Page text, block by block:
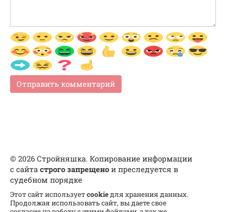
© 2026 Стройняшка. Копирование информации
с сайта строго запрещено и преследуется в
судебном порядке
Этот сайт используетcookieдля хранения данных.
Продолжая использовать сайт, вы даете свое